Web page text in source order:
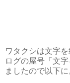
ワタクシは文字
ログの屋号「文
ましたので以下に